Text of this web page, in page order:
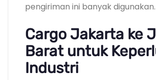
pengiriman ini banyak digunakan.
Cargo Jakarta ke
Barat untuk
Industri